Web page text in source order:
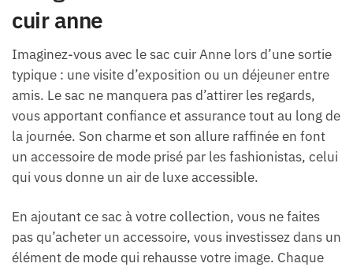
cuir anne
Imaginez-vous avec le sac cuir Anne lors d’une sortie
typique : une visite d’exposition ou un déjeuner entre
amis. Le sac ne manquera pas d’attirer les regards,
vous apportant confiance et assurance tout au long de
la journée. Son charme et son allure raffinée en font
un accessoire de mode prisé par les fashionistas, celui
qui vous donne un air de luxe accessible.
En ajoutant ce sac à votre collection, vous ne faites
pas qu’acheter un accessoire, vous investissez dans un
élément de mode qui rehausse votre image. Chaque